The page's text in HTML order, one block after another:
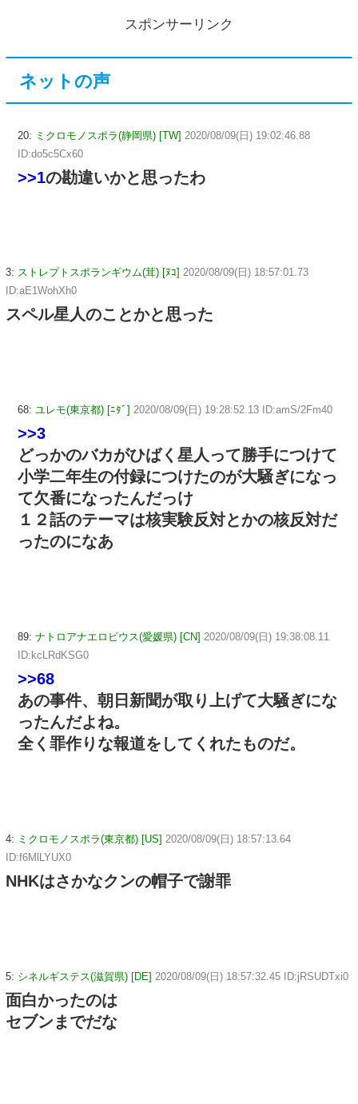
スポンサーリンク
ネットの声
20: ミクロモノスポラ(静岡県) [TW] 2020/08/09(日) 19:02:46.88
ID:do5c5Cx60
>>1の勘違いかと思ったわ
3: ストレプトスポランギウム(茸) [ﾇｺ] 2020/08/09(日) 18:57:01.73
ID:aE1WohXh0
スペル星人のことかと思った
68: ユレモ(東京都) [ﾆﾀﾞ] 2020/08/09(日) 19:28:52.13 ID:amS/2Fm40
>>3
どっかのバカがひばく星人って勝手につけて
小学二年生の付録につけたのが大騒ぎになっ
て欠番になったんだっけ
１２話のテーマは核実験反対とかの核反対だ
ったのになあ
89: ナトロアナエロビウス(愛媛県) [CN] 2020/08/09(日) 19:38:08.11
ID:kcLRdKSG0
>>68
あの事件、朝日新聞が取り上げて大騒ぎにな
ったんだよね。
全く罪作りな報道をしてくれたものだ。
4: ミクロモノスポラ(東京都) [US] 2020/08/09(日) 18:57:13.64
ID:f6MlLYUX0
NHKはさかなクンの帽子で謝罪
5: シネルギステス(滋賀県) [DE] 2020/08/09(日) 18:57:32.45 ID:jRSUDTxi0
面白かったのは
セブンまでだな